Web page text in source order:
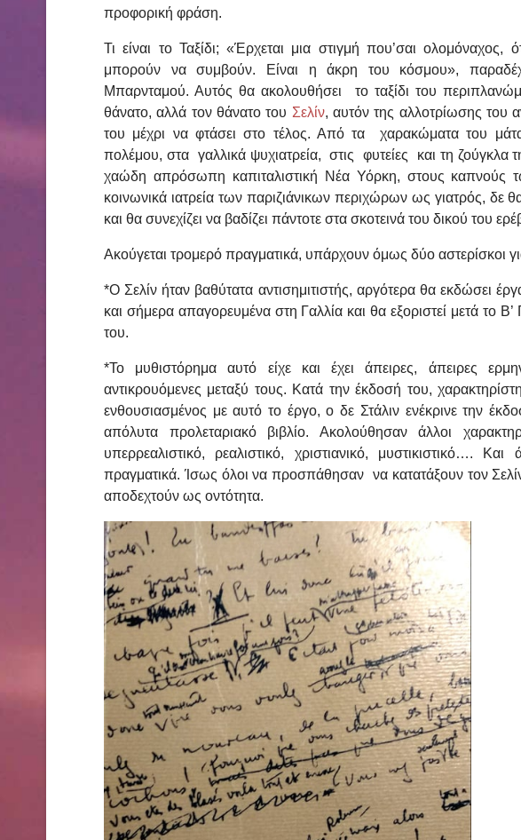
προφορική φράση.
Τι είναι το Ταξίδι; «Έρχεται μια στιγμή που’σαι
μπορούν να συμβούν. Είναι η άκρη του κόσμου»,
Μπαρνταμού. Αυτός θα ακολουθήσει το ταξίδι του
θάνατο, αλλά τον θάνατο του Σελίν, αυτόν της αλλοτρίωσης του
του μέχρι να φτάσει στο τέλος. Από τα χαρακώματα του
πολέμου, στα γαλλικά ψυχιατρεία, στις φυτείες και τη ζούγκλα
χαώδη απρόσωπη καπιταλιστική Νέα Υόρκη, στους καπνούς
κοινωνικά ιατρεία των παριζιάνικων περιχώρων ως γιατρός, δε
και θα συνεχίζει να βαδίζει πάντοτε στα σκοτεινά του δικού του
Ακούγεται τρομερό πραγματικά, υπάρχουν όμως δύο αστερίσκοι
*Ο Σελίν ήταν βαθύτατα αντισημιτιστής, αργότερα θα εκδώσει
και σήμερα απαγορευμένα στη Γαλλία και θα εξοριστεί μετά το
του.
*Το μυθιστόρημα αυτό είχε και έχει άπειρες, άπειρες
αντικρουόμενες μεταξύ τους. Κατά την έκδοσή του,
ενθουσιασμένος με αυτό το έργο, ο δε Στάλιν ενέκρινε την
απόλυτα προλεταριακό βιβλίο. Ακολούθησαν άλλοι
υπερρεαλιστικό, ρεαλιστικό, χριστιανικό, μυστικιστικό….
πραγματικά. Ίσως όλοι να προσπάθησαν να κατατάξουν τον
αποδεχτούν ως οντότητα.